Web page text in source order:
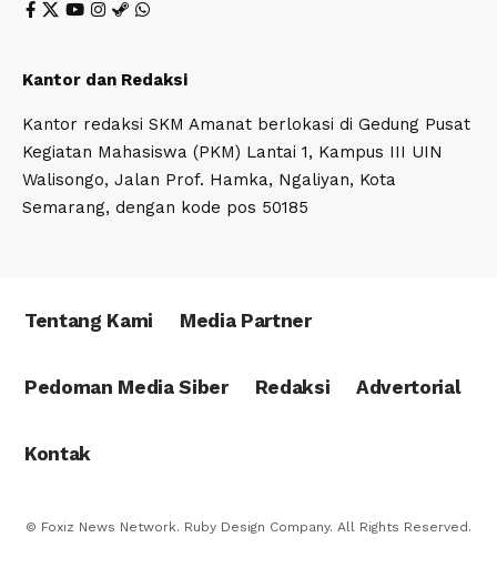
Kantor dan Redaksi
Kantor redaksi SKM Amanat berlokasi di Gedung Pusat
Kegiatan Mahasiswa (PKM) Lantai 1, Kampus III UIN
Walisongo, Jalan Prof. Hamka, Ngaliyan, Kota
Semarang, dengan kode pos 50185
Tentang Kami Media Partner
Pedoman Media Siber Redaksi Advertorial
Kontak
© Foxiz News Network. Ruby Design Company. All Rights Reserved.